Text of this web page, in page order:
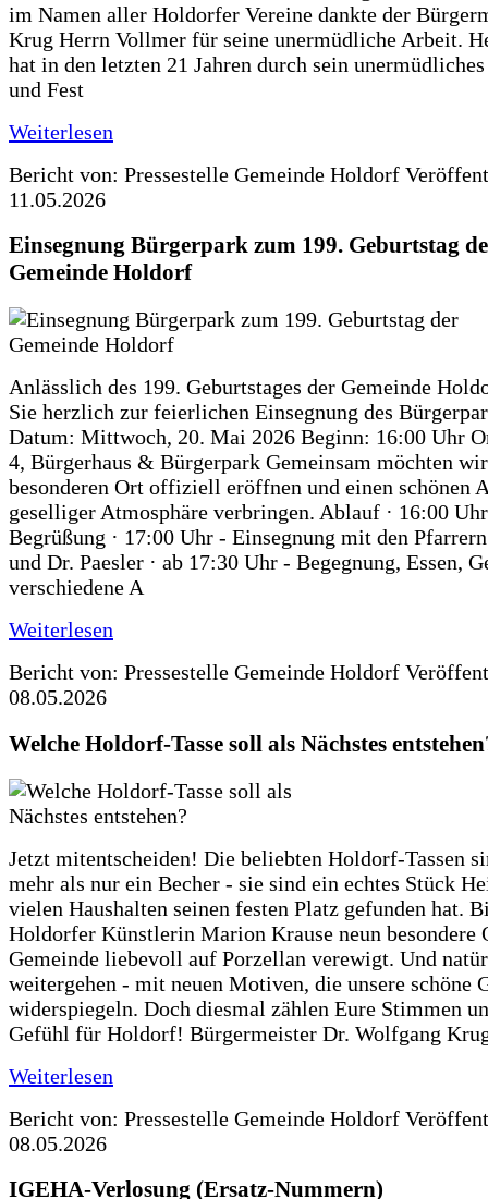
im Namen aller Holdorfer Vereine dankte der
Krug Herrn Vollmer für seine unermüdliche Arbeit.
hat in den letzten 21 Jahren durch sein
und Fest
Weiterlesen
Bericht von: Pressestelle Gemeinde Holdorf
11.05.2026
Einsegnung Bürgerpark zum 199. Geburtstag
Gemeinde Holdorf
Anlässlich des 199. Geburtstages der Gemeinde
Sie herzlich zur feierlichen Einsegnung des
Datum: Mittwoch, 20. Mai 2026 Beginn: 16:00 Uhr
4, Bürgerhaus & Bürgerpark Gemeinsam möchten
besonderen Ort offiziell eröffnen und einen schönen
geselliger Atmosphäre verbringen. Ablauf · 16:00
Begrüßung · 17:00 Uhr - Einsegnung mit den
und Dr. Paesler · ab 17:30 Uhr - Begegnung, Essen,
verschiedene A
Weiterlesen
Bericht von: Pressestelle Gemeinde Holdorf
08.05.2026
Welche Holdorf-Tasse soll als Nächstes
Jetzt mitentscheiden! Die beliebten Holdorf-Tassen
mehr als nur ein Becher - sie sind ein echtes Stück
vielen Haushalten seinen festen Platz gefunden hat.
Holdorfer Künstlerin Marion Krause neun besondere
Gemeinde liebevoll auf Porzellan verewigt. Und
weitergehen - mit neuen Motiven, die unsere schöne
widerspiegeln. Doch diesmal zählen Eure Stimmen
Gefühl für Holdorf! Bürgermeister Dr. Wolfgang
Weiterlesen
Bericht von: Pressestelle Gemeinde Holdorf
08.05.2026
IGEHA-Verlosung (Ersatz-Nummern)